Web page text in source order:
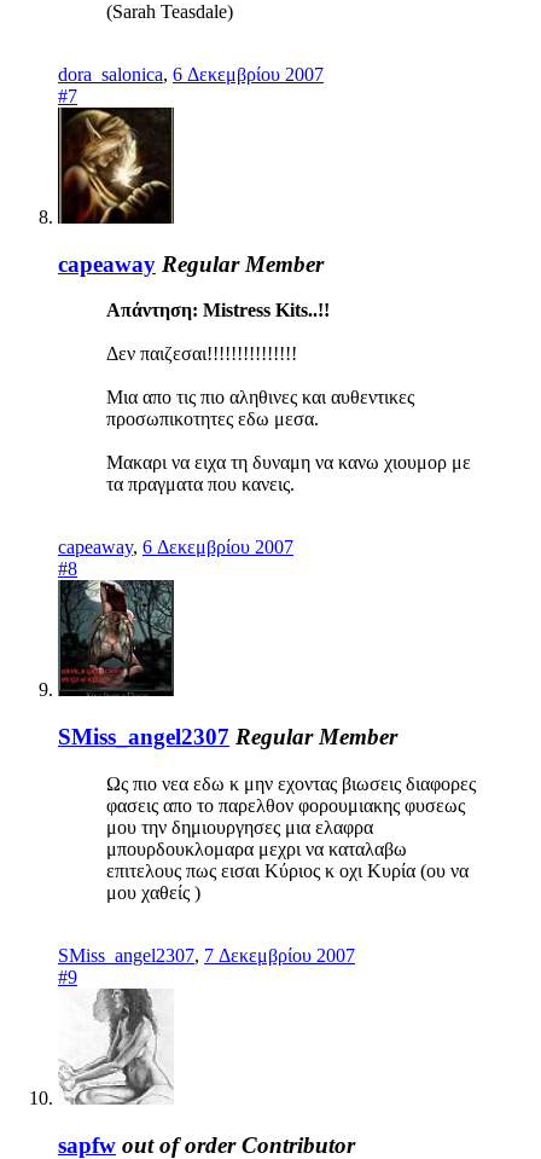
(Sarah Teasdale)
dora_salonica, 6 Δεκεμβρίου 2007
#7
capeaway Regular Member
Απάντηση: Mistress Kits..!!
Δεν παιζεσαι!!!!!!!!!!!!!!!
Μια απο τις πιο αληθινες και αυθεντικες
προσωπικοτητες εδω μεσα.
Μακαρι να ειχα τη δυναμη να κανω χιουμορ με
τα πραγματα που κανεις.
capeaway, 6 Δεκεμβρίου 2007
#8
SMiss_angel2307 Regular Member
Ως πιο νεα εδω κ μην εχοντας βιωσεις διαφορες
φασεις απο το παρελθον φορουμιακης φυσεως
μου την δημιουργησες μια ελαφρα
μπουρδουκλομαρα μεχρι να καταλαβω
επιτελους πως εισαι Κύριος κ οχι Κυρία (ου να
μου χαθείς )
SMiss_angel2307, 7 Δεκεμβρίου 2007
#9
sapfw out of order Contributor